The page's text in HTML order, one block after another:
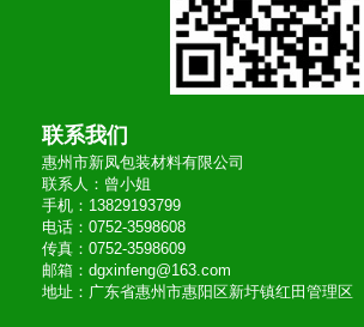
联系我们
惠州市新凤包装材料有限公司
联系人：曾小姐
手机：13829193799
电话：0752-3598608
传真：0752-3598609
邮箱：dgxinfeng@163.com
地址：广东省惠州市惠阳区新圩镇红田管理区